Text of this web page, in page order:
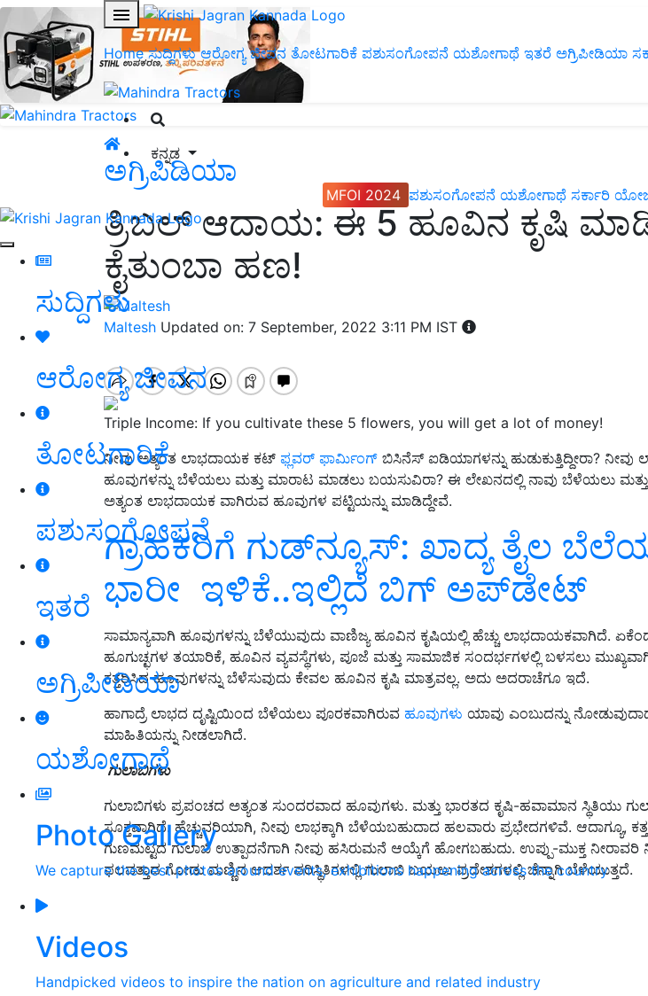
Home ಸುದ್ದಿಗಳು ಆರೋಗ್ಯ ಜೀವನ ತೋಟಗಾರಿಕೆ ಪಶುಸಂಗೋಪನೆ ಯಶೋಗಾಥೆ ಇತರೆ ಅಗ್ರಿಪೀಡಿಯಾ
ಕನ್ನಡ
MFOI 2024 ಪಶುಸಂಗೋಪನೆ ಯಶೋಗಾಥೆ ಸರ್ಕಾರಿ
ಸುದ್ದಿಗಳು
ಆರೋಗ್ಯ ಜೀವನ
ತೋಟಗಾರಿಕೆ
ಪಶುಸಂಗೋಪನೆ
ಇತರೆ
ಅಗ್ರಿಪೀಡಿಯಾ
ಯಶೋಗಾಥೆ
Photo Gallery
We capture the best photos around events, exhibitions happening across the country
Videos
Handpicked videos to inspire the nation on agriculture and related industry
ಅಗ್ರಿಪಿಡಿಯಾ
ತ್ರಿಬಲ್‌ ಆದಾಯ: ಈ 5 ಹೂವಿನ ಕೃಷಿ
ಕೈತುಂಬಾ ಹಣ!
Maltesh Updated on: 7 September, 2022 3:11 PM IST
Triple Income: If you cultivate these 5 flowers, you will get a lot of money!
ನೀವು ಅತ್ಯಂತ ಲಾಭದಾಯಕ ಕಟ್ ಫ್ಲವರ್ ಫಾರ್ಮಿಂಗ್ ಬಿಸಿನೆಸ್ ಐಡಿಯಾಗಳನ್ನು ಹುಡುಕುತ್ತಿದ್ದೀರಾ? ನೀವು
ಹೂವುಗಳನ್ನು ಬೆಳೆಯಲು ಮತ್ತು ಮಾರಾಟ ಮಾಡಲು ಬಯಸುವಿರಾ? ಈ ಲೇಖನದಲ್ಲಿ ನಾವು ಬೆಳೆಯಲು
ಅತ್ಯಂತ ಲಾಭದಾಯಕ ವಾಗಿರುವ ಹೂವುಗಳ ಪಟ್ಟಿಯನ್ನು ಮಾಡಿದ್ದೇವೆ.
ಗ್ರಾಹಕರಿಗೆ ಗುಡ್‌ನ್ಯೂಸ್‌: ಖಾದ್ಯ ತೈಲ
ಭಾರೀ ಇಳಿಕೆ..ಇಲ್ಲಿದೆ ಬಿಗ್‌ ಅಪ್‌ಡೇಟ್‌
ಸಾಮಾನ್ಯವಾಗಿ ಹೂವುಗಳನ್ನು ಬೆಳೆಯುವುದು ವಾಣಿಜ್ಯ ಹೂವಿನ ಕೃಷಿಯಲ್ಲಿ ಹೆಚ್ಚು ಲಾಭದಾಯಕವಾಗಿದೆ.
ಹೂಗುಚ್ಛಗಳ ತಯಾರಿಕೆ, ಹೂವಿನ ವ್ಯವಸ್ಥೆಗಳು, ಪೂಜೆ ಮತ್ತು ಸಾಮಾಜಿಕ ಸಂದರ್ಭಗಳಲ್ಲಿ ಬಳಸಲು
ಕತ್ತರಿಸಿದ ಹೂವುಗಳನ್ನು ಬೆಳೆಸುವುದು ಕೇವಲ ಹೂವಿನ ಕೃಷಿ ಮಾತ್ರವಲ್ಲ. ಅದು ಅದರಾಚೆಗೂ ಇದೆ.
ಹಾಗಾದ್ರೆ ಲಾಭದ ದೃಷ್ಟಿಯಿಂದ ಬೆಳೆಯಲು ಪೂರಕವಾಗಿರುವ ಹೂವುಗಳು ಯಾವು ಎಂಬುದನ್ನು
ಮಾಹಿತಿಯನ್ನು ನೀಡಲಾಗಿದೆ.
ಗುಲಾಬಿಗಳು
ಗುಲಾಬಿಗಳು ಪ್ರಪಂಚದ ಅತ್ಯಂತ ಸುಂದರವಾದ ಹೂವುಗಳು. ಮತ್ತು ಭಾರತದ ಕೃಷಿ-ಹವಾಮಾನ ಸ್ಥಿತಿಯು
ಸೂಕ್ತವಾಗಿದೆ. ಹೆಚ್ಚುವರಿಯಾಗಿ, ನೀವು ಲಾಭಕ್ಕಾಗಿ ಬೆಳೆಯಬಹುದಾದ ಹಲವಾರು ಪ್ರಭೇದಗಳಿವೆ. ಆದಾಗ್ಯೂ,
ಗುಣಮಟ್ಟದ ಗುಲಾಬಿ ಉತ್ಪಾದನೆಗಾಗಿ ನೀವು ಹಸಿರುಮನೆ ಆಯ್ಕೆಗೆ ಹೋಗಬಹುದು. ಉಪ್ಪು-ಮುಕ್ತ ನೀರಾವರಿ
ಫಲವತ್ತಾದ ಗೋಡು ಮಣ್ಣಿನ ಆದರ್ಶ ಪರಿಸ್ಥಿತಿಗಳಲ್ಲಿ ಗುಲಾಬಿ ಬಯಲು ಪ್ರದೇಶಗಳಲ್ಲಿ ಚೆನ್ನಾಗಿ ಬೆಳೆಯುತ್ತದೆ.